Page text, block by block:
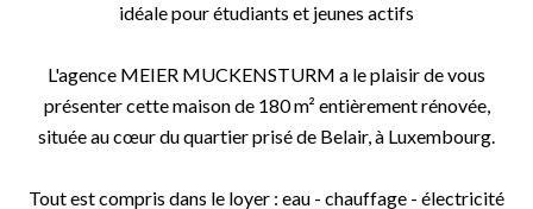
idéale pour étudiants et jeunes actifs
L'agence MEIER MUCKENSTURM a le plaisir de vous
présenter cette maison de 180 m² entièrement rénovée,
située au cœur du quartier prisé de Belair, à Luxembourg.
Tout est compris dans le loyer : eau - chauffage - électricité